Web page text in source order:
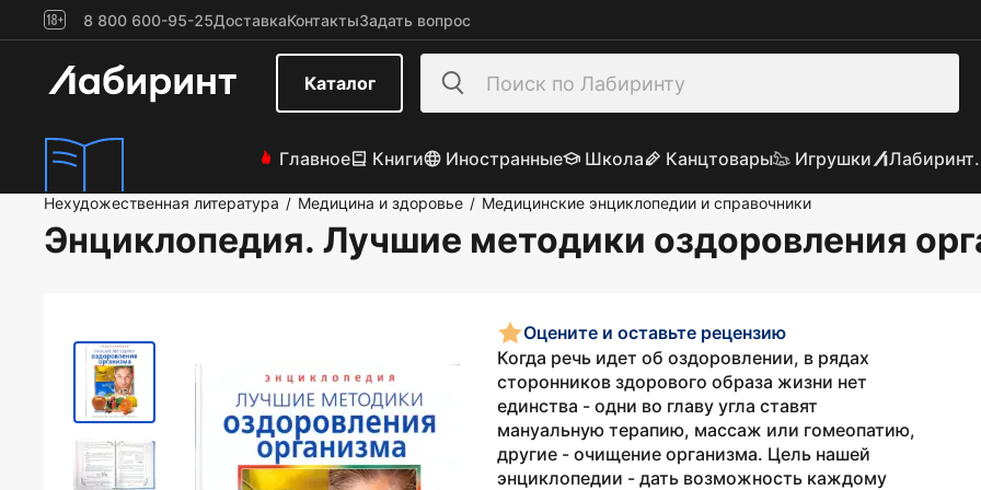
8 800 600-95-25ДоставкаКонтактыЗадать вопрос
Каталог
Главное Книги Иностранные Школа Канцтовары Игрушки
Нехудожественная литература / Медицина и здоровье / Медицинские энциклопедии и справочники
Энциклопедия. Лучшие методики оздоровления
Оцените и оставьте рецензию
Когда речь идет об оздоровлении, в рядах
сторонников здорового образа жизни нет
единства - одни во главу угла ставят
мануальную терапию, массаж или гомеопатию,
другие - очищение организма. Цель нашей
энциклопедии - дать возможность каждому